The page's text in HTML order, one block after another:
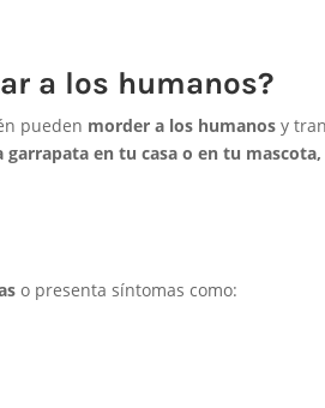
a los humanos?
pueden morder a los humanos y
garrapata en tu casa o en tu
o presenta síntomas como: